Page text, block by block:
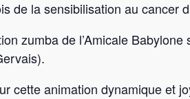
de la sensibilisation au cancer
zumba de l’Amicale
cette animation dynamique et